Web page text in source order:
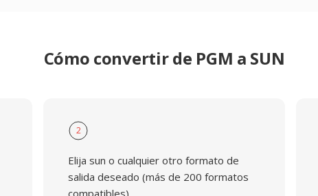
Cómo convertir de PGM a SUN
2
Elija sun o cualquier otro formato de
salida deseado (más de 200 formatos
compatibles)